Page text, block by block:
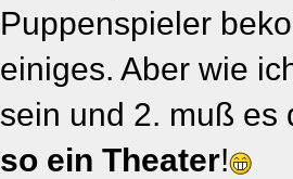
Puppenspieler
einiges. Aber wie
sein und 2. muß es
so ein Theater!